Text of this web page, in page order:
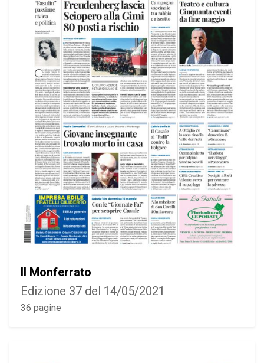
Il Monferrato
Edizione 37 del 14/05/2021
36 pagine